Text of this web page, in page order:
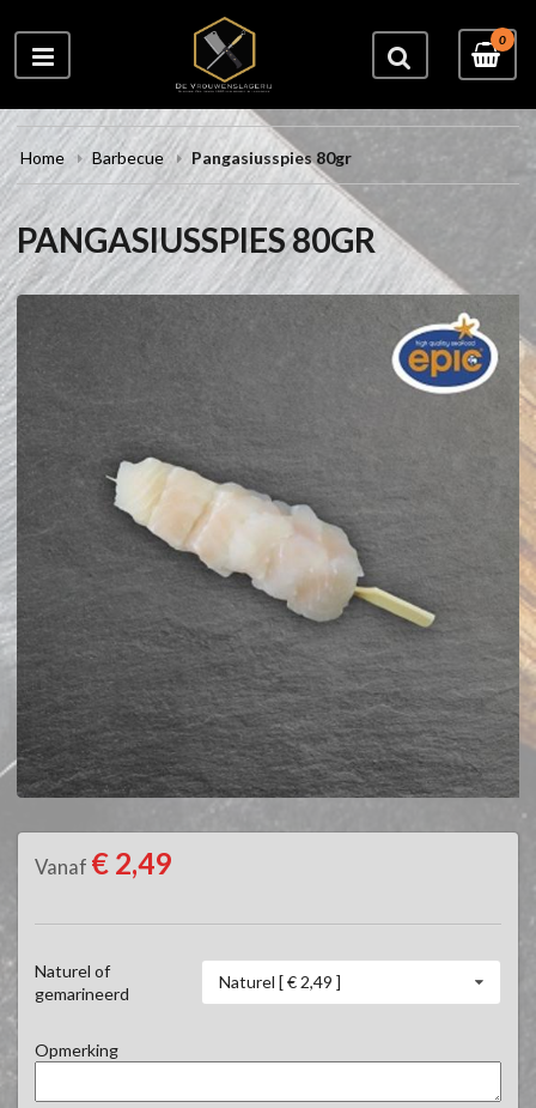
0
Home Barbecue Pangasiusspies 80gr
PANGASIUSSPIES 80GR
Vanaf € 2,49
Naturel of
gemarineerd
Naturel [ € 2,49 ]
Opmerking